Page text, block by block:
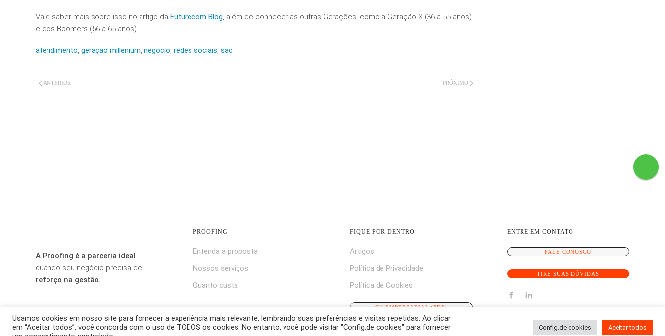
Vale saber mais sobre isso no artigo da Futurecom Blog, além de conhecer as outras Gerações, como a Geração X (36 a 55 anos)
e dos Boomers (56 a 65 anos).
atendimento, geração millenium, negócio, redes sociais, sac
ANTERIOR PRÓXIMO
A Proofing é a parceria ideal
quando seu negócio precisa de
reforço na gestão.
PROOFING
Entenda a proposta
Nossos serviços
Quanto custa
FIQUE POR DENTRO
Artigos
Política de Privacidade
Política de Cookies
CV EMPRESARIAL (PDF)
ENTRE EM CONTATO
FALE CONOSCO
TIRE SUAS DÚVIDAS
Usamos cookies em nosso site para fornecer a experiência mais relevante, lembrando suas preferências e visitas repetidas. Ao clicar
em “Aceitar todos”, você concorda com o uso de TODOS os cookies. No entanto, você pode visitar "Config.de cookies" para fornecer
Config.de cookies Aceitar todos